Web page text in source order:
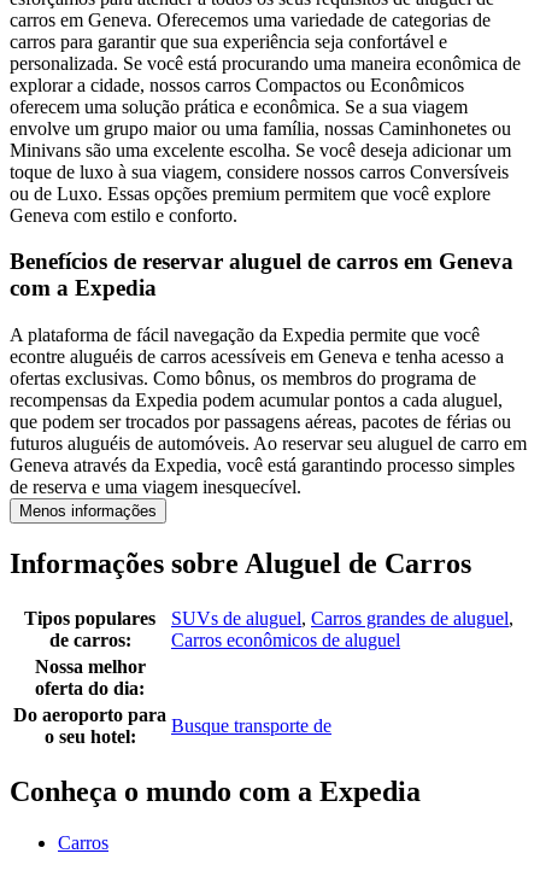
carros em Geneva. Oferecemos uma variedade de categorias de
carros para garantir que sua experiência seja confortável e
personalizada. Se você está procurando uma maneira econômica de
explorar a cidade, nossos carros Compactos ou Econômicos
oferecem uma solução prática e econômica. Se a sua viagem
envolve um grupo maior ou uma família, nossas Caminhonetes ou
Minivans são uma excelente escolha. Se você deseja adicionar um
toque de luxo à sua viagem, considere nossos carros Conversíveis
ou de Luxo. Essas opções premium permitem que você explore
Geneva com estilo e conforto.
Benefícios de reservar aluguel de carros em Geneva
com a Expedia
A plataforma de fácil navegação da Expedia permite que você
econtre aluguéis de carros acessíveis em Geneva e tenha acesso a
ofertas exclusivas. Como bônus, os membros do programa de
recompensas da Expedia podem acumular pontos a cada aluguel,
que podem ser trocados por passagens aéreas, pacotes de férias ou
futuros aluguéis de automóveis. Ao reservar seu aluguel de carro em
Geneva através da Expedia, você está garantindo processo simples
de reserva e uma viagem inesquecível.
Menos informações
Informações sobre Aluguel de Carros
Tipos populares
de carros:
SUVs de aluguel, Carros grandes de aluguel,
Carros econômicos de aluguel
Nossa melhor
oferta do dia:
Do aeroporto para
o seu hotel:
Busque transporte de
Conheça o mundo com a Expedia
Carros